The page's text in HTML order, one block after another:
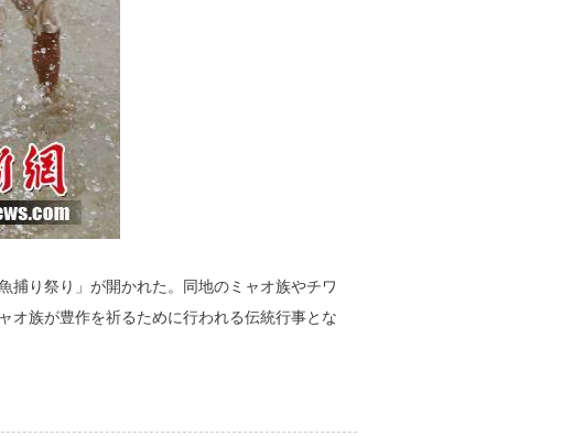
捕り祭り」が開かれた。同地のミャオ族やチワ
オ族が豊作を祈るために行われる伝統行事とな